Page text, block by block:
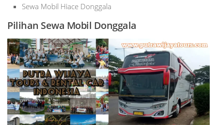
Sewa Mobil Hiace Donggala
Pilihan Sewa Mobil Donggala